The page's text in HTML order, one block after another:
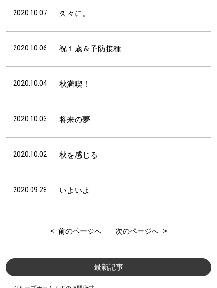
2020.10.07 久々に。
2020.10.06 祝１歳＆予防接種
2020.10.04 秋満喫！
2020.10.03 将来の夢
2020.10.02 秋を感じる
2020.09.28 いよいよ
前のページへ 次のページへ
最新記事